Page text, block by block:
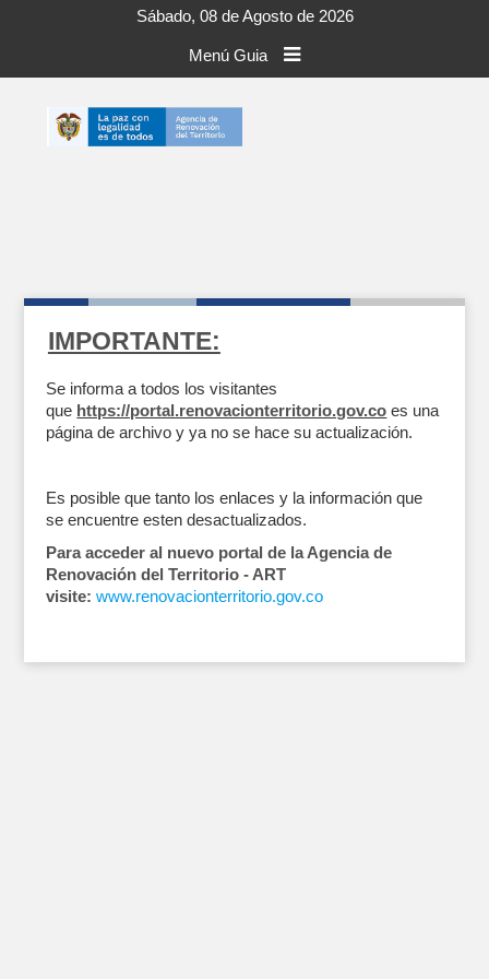
Sábado, 08 de Agosto de 2026
Menú Guia
IMPORTANTE:
Se informa a todos los visitantes
que https://portal.renovacionterritorio.gov.co es una
página de archivo y ya no se hace su actualización.
Es posible que tanto los enlaces y la información que
se encuentre esten desactualizados.
Para acceder al nuevo portal de la Agencia de
Renovación del Territorio - ART
visite: www.renovacionterritorio.gov.co